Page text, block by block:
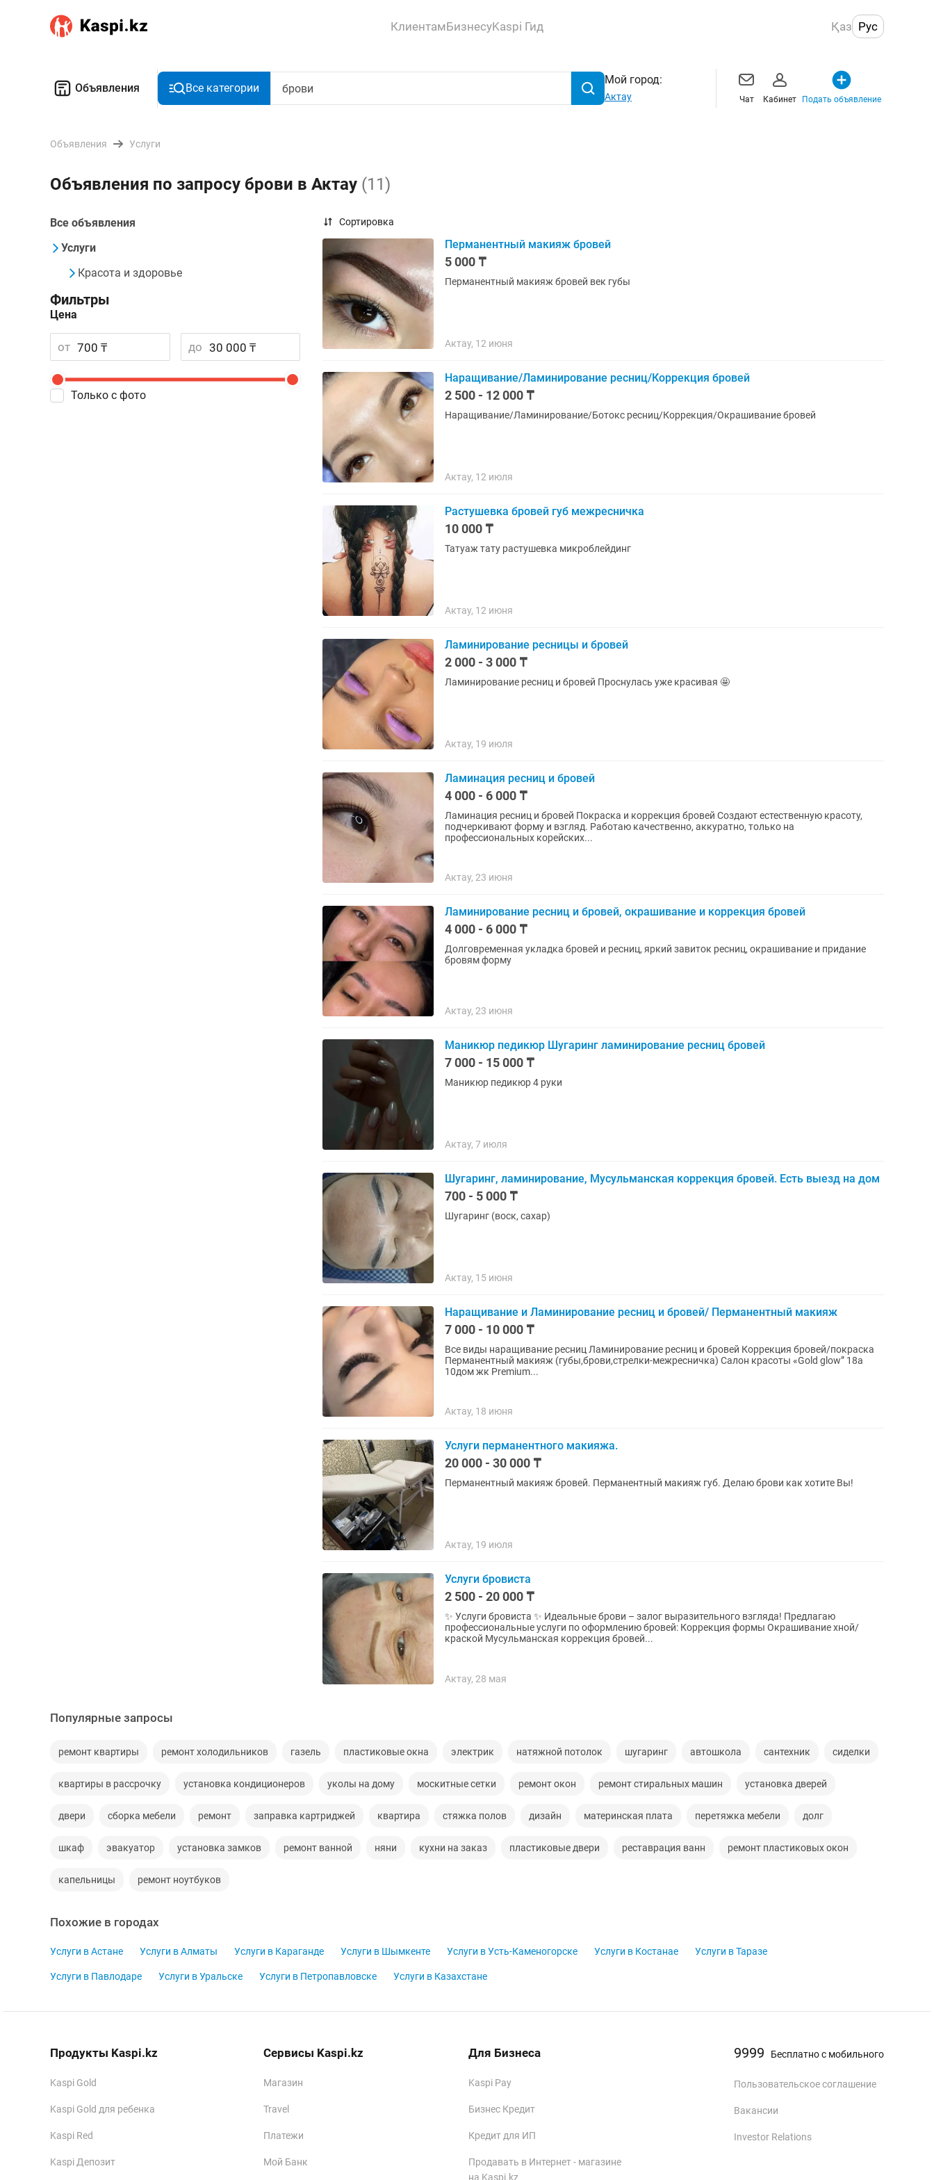
КлиентамБизнесуKaspi Гид Қаз Рус
Объявления Все категории
Мой город:
Актау Чат Кабинет Подать объявление
Объявления Услуги
Объявления по запросу брови в Актау (11)
Все объявления
Услуги
Красота и здоровье
Фильтры
Цена
от до
Только с фото
Сортировка
Перманентный макияж бровей
5 000 ₸
Перманентный макияж бровей век губы
Актау, 12 июня
Наращивание/Ламинирование ресниц/Коррекция бровей
2 500 - 12 000 ₸
Наращивание/Ламинирование/Ботокс ресниц/Коррекция/Окрашивание бровей
Актау, 12 июля
Растушевка бровей губ межресничка
10 000 ₸
Татуаж тату растушевка микроблейдинг
Актау, 12 июня
Ламинирование ресницы и бровей
2 000 - 3 000 ₸
Ламинирование ресниц и бровей Проснулась уже красивая 🤩
Актау, 19 июля
Ламинация ресниц и бровей
4 000 - 6 000 ₸
Ламинация ресниц и бровей Покраска и коррекция бровей Создают естественную красоту,
подчеркивают форму и взгляд. Работаю качественно, аккуратно, только на
профессиональных корейских...
Актау, 23 июня
Ламинирование ресниц и бровей, окрашивание и коррекция бровей
4 000 - 6 000 ₸
Долговременная укладка бровей и ресниц, яркий завиток ресниц, окрашивание и придание
бровям форму
Актау, 23 июня
Маникюр педикюр Шугаринг ламинирование ресниц бровей
7 000 - 15 000 ₸
Маникюр педикюр 4 руки
Актау, 7 июля
Шугаринг, ламинирование, Мусульманская коррекция бровей. Есть выезд на дом
700 - 5 000 ₸
Шугаринг (воск, сахар)
Актау, 15 июня
Наращивание и Ламинирование ресниц и бровей/ Перманентный макияж
7 000 - 10 000 ₸
Все виды наращивание ресниц Ламинирование ресниц и бровей Коррекция бровей/покраска
Перманентный макияж (губы,брови,стрелки-межресничка) Салон красоты «Gold glow” 18а
10дом жк Premium...
Актау, 18 июня
Услуги перманентного макияжа.
20 000 - 30 000 ₸
Перманентный макияж бровей. Перманентный макияж губ. Делаю брови как хотите Вы!
Актау, 19 июля
Услуги бровиста
2 500 - 20 000 ₸
✨ Услуги бровиста ✨ Идеальные брови – залог выразительного взгляда! Предлагаю
профессиональные услуги по оформлению бровей: Коррекция формы Окрашивание хной/
краской Мусульманская коррекция бровей...
Актау, 28 мая
Популярные запросы
ремонт квартиры ремонт холодильников газель пластиковые окна электрик натяжной потолок шугаринг автошкола сантехник сиделки
квартиры в рассрочку установка кондиционеров уколы на дому москитные сетки ремонт окон ремонт стиральных машин установка дверей
двери сборка мебели ремонт заправка картриджей квартира стяжка полов дизайн материнская плата перетяжка мебели долг
шкаф эвакуатор установка замков ремонт ванной няни кухни на заказ пластиковые двери реставрация ванн ремонт пластиковых окон
капельницы ремонт ноутбуков
Похожие в городах
Услуги в Астане Услуги в Алматы Услуги в Караганде Услуги в Шымкенте Услуги в Усть-Каменогорске Услуги в Костанае Услуги в Таразе
Услуги в Павлодаре Услуги в Уральске Услуги в Петропавловске Услуги в Казахстане
Продукты Kaspi.kz
Kaspi Gold
Kaspi Gold для ребенка
Kaspi Red
Kaspi Депозит
Сервисы Kaspi.kz
Магазин
Travel
Платежи
Мой Банк
Для Бизнеса
Kaspi Pay
Бизнес Кредит
Кредит для ИП
Продавать в Интернет - магазине
на Kaspi.kz
9999 Бесплатно с мобильного
Пользовательское соглашение
Вакансии
Investor Relations